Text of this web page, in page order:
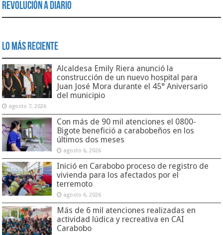
Revolución a Diario
Lo Más Reciente
Alcaldesa Emily Riera anunció la
construcción de un nuevo hospital para
Juan José Mora durante el 45° Aniversario
del municipio
agosto 7, 2026
Con más de 90 mil atenciones el 0800-
Bigote benefició a carabobeños en los
últimos dos meses
agosto 6, 2026
Inició en Carabobo proceso de registro de
vivienda para los afectados por el
terremoto
agosto 6, 2026
Más de 6 mil atenciones realizadas en
actividad lúdica y recreativa en CAI
Carabobo